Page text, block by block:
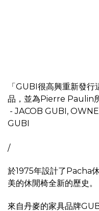
「GUBI很高興重新發
品，並為Pierre Paulin
- JACOB GUBI,
GUBI
/
於1975年設計了Pacha
美的休閒椅全新的歷史。
來自丹麥的家具品牌